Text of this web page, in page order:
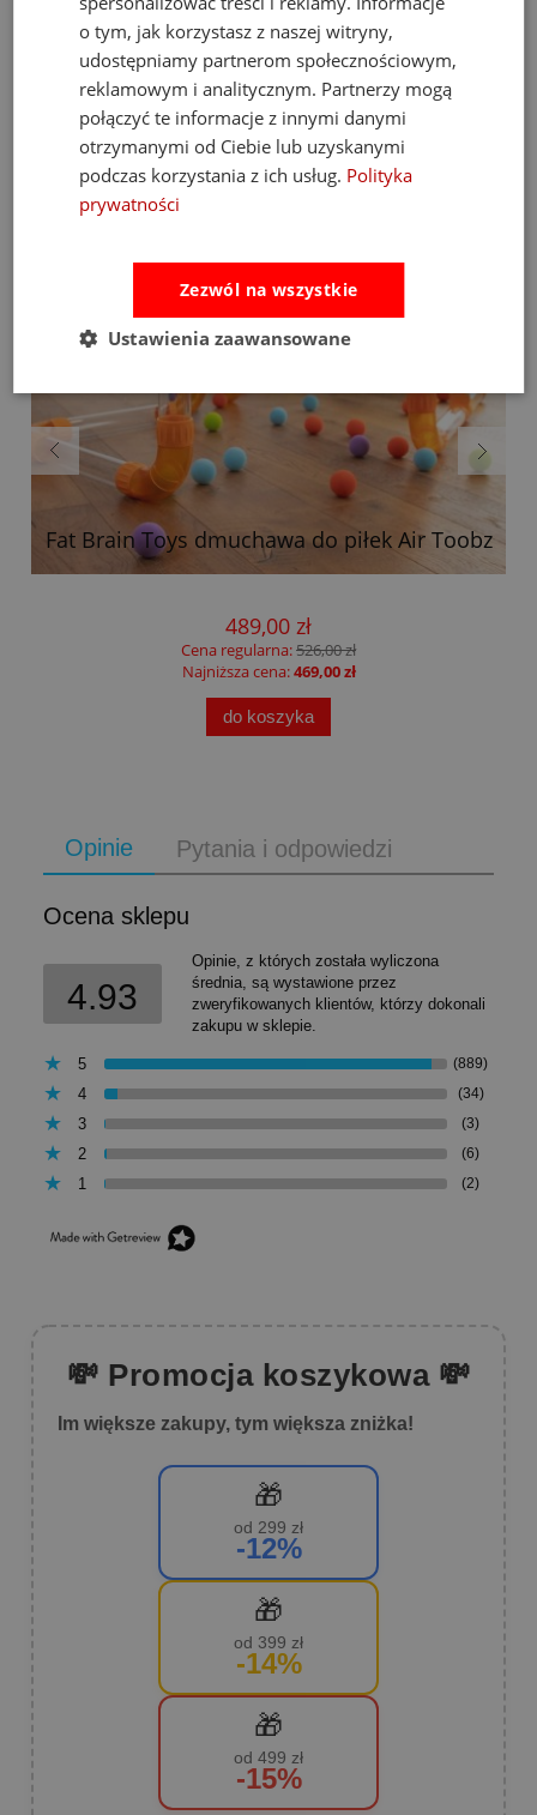
Janod – JUST PLAY
Bestsellery
Fat Brain Toys dmuchawa do piłek Air Toobz
489,00 zł
Cena regularna:526,00 zł
Najniższa cena:469,00 zł
do koszyka
Opinie Pytania i odpowiedzi
Ocena sklepu
4.93
Opinie, z których została wyliczona
średnia, są wystawione przez
zweryfikowanych klientów, którzy dokonali
zakupu w sklepie.
5 (889)
4 (34)
3 (3)
2 (6)
1 (2)
💸 Promocja koszykowa 💸
Im większe zakupy, tym większa zniżka!
🎁
od 299 zł
-12%
🎁
od 399 zł
-14%
🎁
od 499 zł
-15%
o tym, jak korzystasz z naszej witryny,
udostępniamy partnerom społecznościowym,
reklamowym i analitycznym. Partnerzy mogą
połączyć te informacje z innymi danymi
otrzymanymi od Ciebie lub uzyskanymi
podczas korzystania z ich usług. Polityka
prywatności
Zezwól na wszystkie
Ustawienia zaawansowane